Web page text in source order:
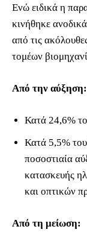
Ενώ ειδικά η
κινήθηκε
από τις
τομέων
Από την αύξηση:
Κατά 24,6%
Κατά 5,5%
ποσοστιαία
κατασκευής
και οπτικών
Από τη μείωση: